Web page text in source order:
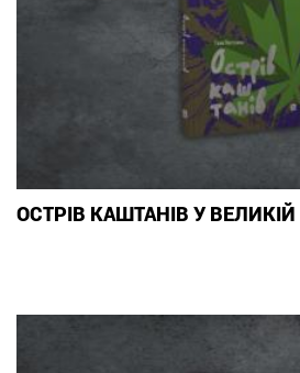
ОСТРІВ КАШТАНІВ У ВЕЛИКІЙ